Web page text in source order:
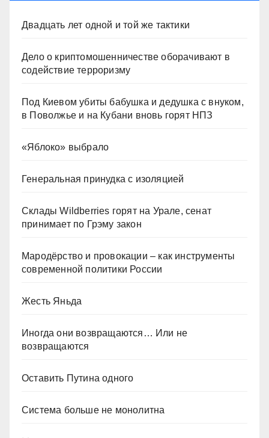
Двадцать лет одной и той же тактики
Дело о криптомошенничестве оборачивают в
содействие терроризму
Под Киевом убиты бабушка и дедушка с внуком,
в Поволжье и на Кубани вновь горят НПЗ
«Яблоко» выбрало
Генеральная принудка с изоляцией
Склады Wildberries горят на Урале, сенат
принимает по Грэму закон
Мародёрство и провокации – как инструменты
современной политики России
Жесть Яньда
Иногда они возвращаются… Или не
возвращаются
Оставить Путина одного
Система больше не монолитна